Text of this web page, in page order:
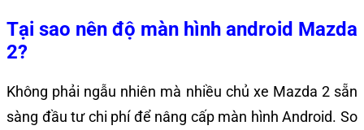
Tại sao nên độ màn hình android Mazda
2?
Không phải ngẫu nhiên mà nhiều chủ xe Mazda 2 sẵn
sàng đầu tư chi phí để nâng cấp màn hình Android. So